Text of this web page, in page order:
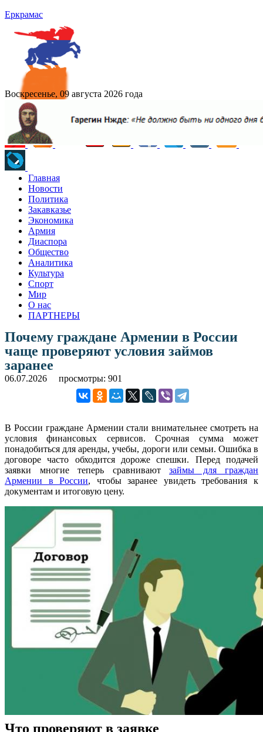
Еркрамас
Воскресенье, 09 августа 2026 года
Главная
Новости
Политика
Закавказье
Экономика
Армия
Диаспора
Общество
Аналитика
Культура
Спорт
Мир
О нас
ПАРТНЕРЫ
Почему граждане Армении в России
чаще проверяют условия займов
заранее
06.07.2026 просмотры: 901
В России граждане Армении стали внимательнее смотреть на
условия финансовых сервисов. Срочная сумма может
понадобиться для аренды, учебы, дороги или семьи. Ошибка в
договоре часто обходится дороже спешки. Перед подачей
заявки многие теперь сравнивают займы для граждан
Армении в России, чтобы заранее увидеть требования к
документам и итоговую цену.
Что проверяют в заявке